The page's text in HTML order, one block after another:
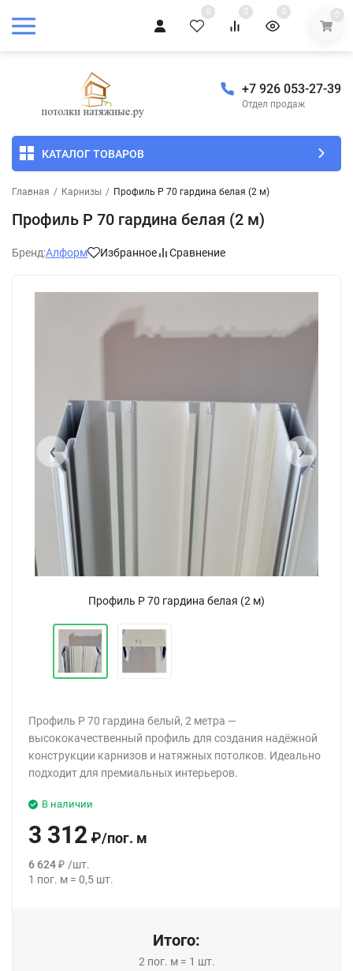
0 0 0 0
+7 926 053-27-39
Отдел продаж
КАТАЛОГ ТОВАРОВ
Главная / Карнизы / Профиль P 70 гардина белая (2 м)
Профиль P 70 гардина белая (2 м)
Бренд:Алформ Избранное Сравнение
Профиль P 70 гардина белая (2 м)
‹ ›
Профиль P 70 гардина белый, 2 метра —
высококачественный профиль для создания надёжной
конструкции карнизов и натяжных потолков. Идеально
подходит для премиальных интерьеров.
В наличии
3 312 ₽/пог. м
6 624₽ /шт.
1 пог. м = 0,5 шт.
Итого:
2 пог. м= 1 шт.